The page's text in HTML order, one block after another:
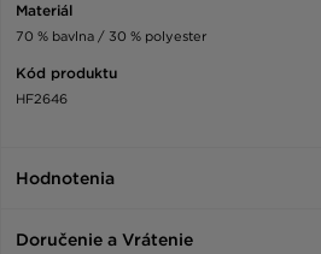
Materiál
70 % bavlna / 30 % polyester
Kód produktu
HF2646
Hodnotenia
Doručenie a Vrátenie